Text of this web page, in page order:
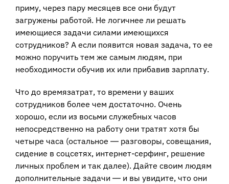
приму, через пару месяцев все они будут
загружены работой. Не логичнее ли решать
имеющиеся задачи силами имеющихся
сотрудников? А если появится новая задача, то ее
можно поручить тем же самым людям, при
необходимости обучив их или прибавив зарплату.
Что до времязатрат, то времени у ваших
сотрудников более чем достаточно. Очень
хорошо, если из восьми служебных часов
непосредственно на работу они тратят хотя бы
четыре часа (остальное ― разговоры, совещания,
сидение в соцсетях, интернет-серфинг, решение
личных проблем и так далее). Дайте своим людям
дополнительные задачи ― и вы увидите, что они